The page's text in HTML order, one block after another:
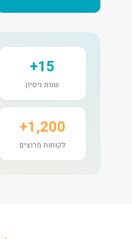
15+
שנות ניסיון
1,200+
לקוחות מרוצים